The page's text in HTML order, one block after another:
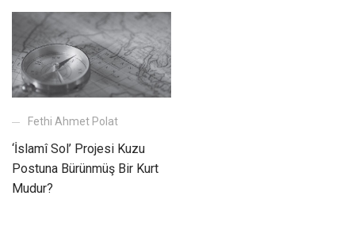
Fethi Ahmet Polat
‘İslamî Sol’ Projesi Kuzu
Postuna Bürünmüş Bir Kurt
Mudur?